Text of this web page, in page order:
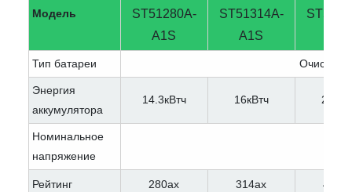
Модель
ST51280A-
A1S
ST51314A-
A1S
Тип батареи Очистите
Энергия
аккумулятора
14.3кВтч 16кВтч
Номинальное
напряжение
Рейтинг 280ах 314ах